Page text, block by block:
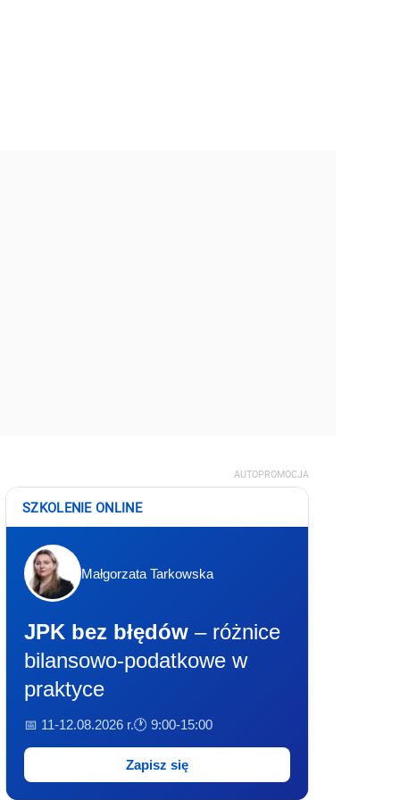
AUTOPROMOCJA
SZKOLENIE ONLINE
Małgorzata Tarkowska
JPK bez błędów – różnice
bilansowo-podatkowe w
praktyce
📅 11-12.08.2026 r.🕐 9:00-15:00
Zapisz się